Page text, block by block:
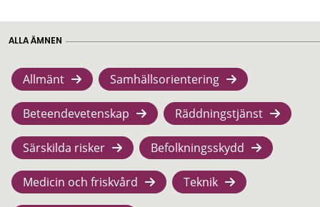
ALLA ÄMNEN
Allmänt Samhällsorientering
Beteendevetenskap Räddningstjänst
Särskilda risker Befolkningsskydd
Medicin och friskvård Teknik